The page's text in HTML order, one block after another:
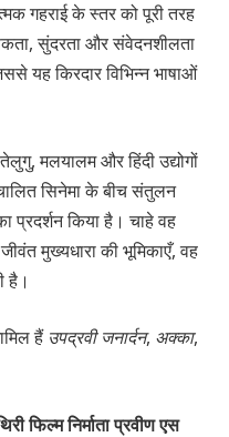
गहराई के स्तर को पूरी तरह
सुंदरता और संवेदनशीलता
यह किरदार विभिन्न भाषाओं
मलयालम और हिंदी उद्योगों
सिनेमा के बीच संतुलन
प्रदर्शन किया है। चाहे वह
मुख्यधारा की भूमिकाएँ, वह
है।
हैं उपद्रवी जनार्दन, अक्का,
फिल्म निर्माता प्रवीण एस